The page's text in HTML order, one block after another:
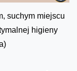
suchym miejscu
higieny